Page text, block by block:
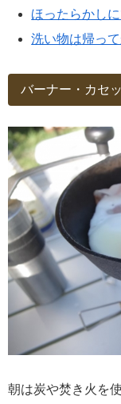
ほったらかし
洗い物は帰っ
バーナー・カセ
朝は炭や焚き火を